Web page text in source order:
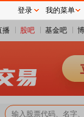
播 股吧 基金吧
登录 我的菜单